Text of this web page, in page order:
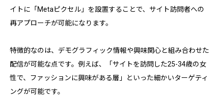
イトに「Metaピクセル」を設置することで、サイト訪問者への
再アプローチが可能になります。
特徴的なのは、デモグラフィック情報や興味関心と組み合わせた
配信が可能な点です。例えば、「サイトを訪問した25-34歳の女
性で、ファッションに興味がある層」といった細かいターゲティ
ングが可能です。